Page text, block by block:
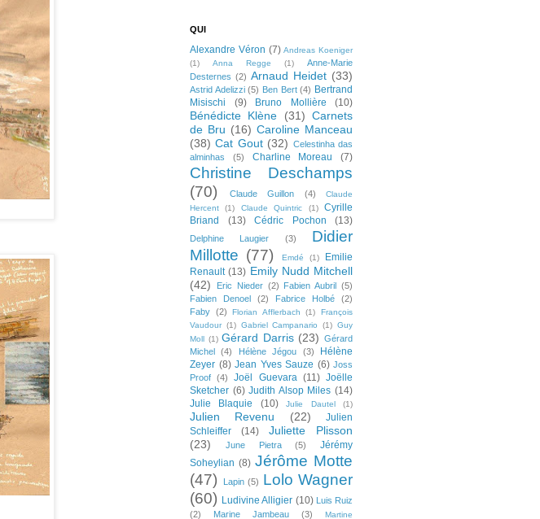
QUI
Alexandre Véron (7) Andreas Koeniger
(1)
Anna Regge (1)
Anne-Marie
Desternes (2) Arnaud Heidet (33)
Astrid Adelizzi (5) Ben Bert (4) Bertrand
Misischi
(9) Bruno Mollière (10)
Bénédicte Klène (31) Carnets
de Bru (16) Caroline Manceau
(38) Cat Gout (32) Celestinha das
alminhas
(5) Charline Moreau (7)
Christine Deschamps
(70)
Claude Guillon (4)
Claude
Hercent
(1) Claude Quintric (1)
Cyrille
Briand
(13) Cédric Pochon (13)
Delphine Laugier (3)
Didier
Millotte (77) Emdé (1)
Emilie
Renault (13) Emily Nudd Mitchell
(42)
Eric Nieder (2) Fabien Aubril (5)
Fabien Denoel
(2) Fabrice Holbé
(2)
Faby (2) Florian Afflerbach (1)
François
Vaudour (1) Gabriel Campanario (1) Guy
Moll (1) Gérard Darris (23) Gérard
Michel
(4) Hélène Jégou (3)
Hélène
Zeyer (8) Jean Yves Sauze (6) Joss
Proof
(4) Joël Guevara (11) Joëlle
Sketcher (6) Judith Alsop Miles (14)
Julie Blaquie
(10) Julie Dautel (1)
Julien Revenu (22)
Julien
Schleiffer
(14)
Juliette Plisson
(23)
June Pietra (5)
Jérémy
Soheylian (8) Jérôme Motte
(47)
Lapin (5) Lolo Wagner
(60) Ludivine Alligier (10) Luis Ruiz
(2)
Marine Jambeau (3) Martine